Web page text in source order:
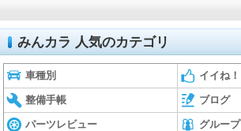
みんカラ 人気のカテゴリ
車種別 イイね！
整備手帳 ブログ
パーツレビュー グループ